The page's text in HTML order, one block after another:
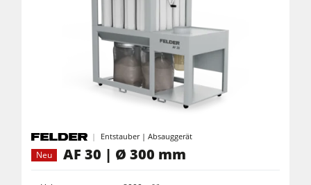
Entstauber | Absauggerät
Neu
AF 30 | Ø 300 mm